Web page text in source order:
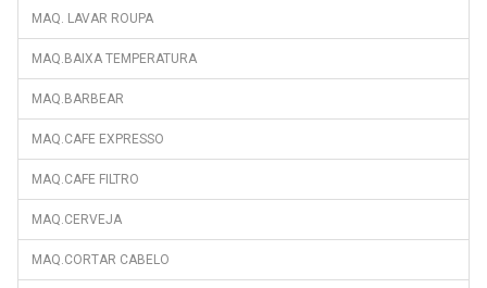
MAQ. LAVAR ROUPA
MAQ.BAIXA TEMPERATURA
MAQ.BARBEAR
MAQ.CAFE EXPRESSO
MAQ.CAFE FILTRO
MAQ.CERVEJA
MAQ.CORTAR CABELO